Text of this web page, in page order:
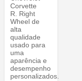
Corvette
R. Right
Wheel de
alta
qualidade
usado para
uma
aparência e
desempenho
personalizados.